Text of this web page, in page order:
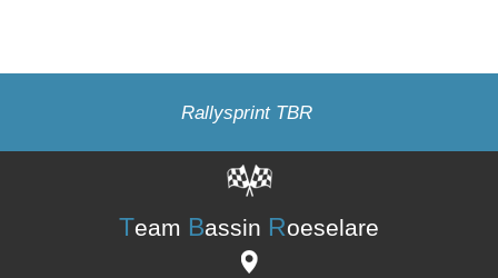
Rallysprint TBR
Team Bassin Roeselare